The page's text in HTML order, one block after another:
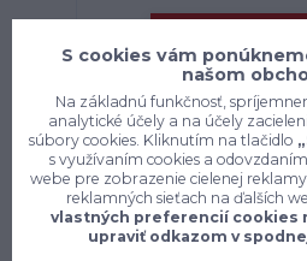
S cookies vám
našom
Na základnú funkčnosť,
analytické účely a na účely
súbory cookies. Kliknutím na tlačidlo
s využívaním cookies a
webe pre zobrazenie cielenej
reklamných sieťach na ďalších
vlastných preferencií cookies
upraviť odkazom v